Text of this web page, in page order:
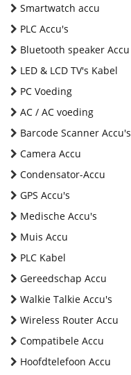
Smartwatch accu
PLC Accu's
Bluetooth speaker Accu
LED & LCD TV's Kabel
PC Voeding
AC / AC voeding
Barcode Scanner Accu's
Camera Accu
Condensator-Accu
GPS Accu's
Medische Accu's
Muis Accu
PLC Kabel
Gereedschap Accu
Walkie Talkie Accu's
Wireless Router Accu
Compatibele Accu
Hoofdtelefoon Accu